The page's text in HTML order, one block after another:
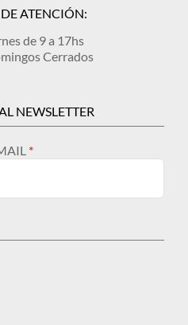
ATENCIÓN:
de 9 a 17hs
Cerrados
NEWSLETTER